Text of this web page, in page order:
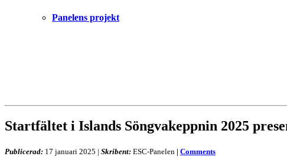
Panelens projekt
Startfältet i Islands Söngvakeppnin 2025
Publicerad: 17 januari 2025 | Skribent: ESC-Panelen | Comments